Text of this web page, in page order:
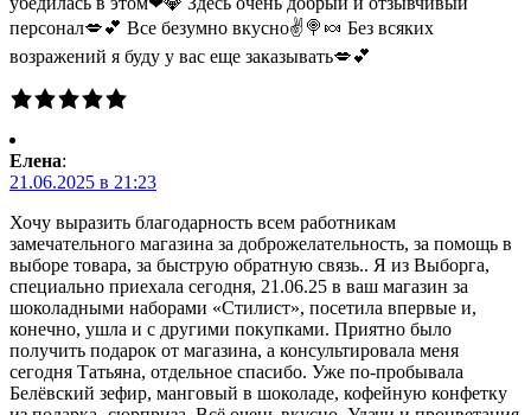
персонал💋💕 Все безумно вкусно✌🍭🍬 Без всяких
возражений я буду у вас еще заказывать💋💕
Елена:
21.06.2025 в 21:23
Хочу выразить благодарность всем работникам
замечательного магазина за доброжелательность, за помощь в
выборе товара, за быструю обратную связь.. Я из Выборга,
специально приехала сегодня, 21.06.25 в ваш магазин за
шоколадными наборами «Стилист», посетила впервые и,
конечно, ушла и с другими покупками. Приятно было
получить подарок от магазина, а консультировала меня
сегодня Татьяна, отдельное спасибо. Уже по-пробывала
Белёвский зефир, манговый в шоколаде, кофейную конфетку